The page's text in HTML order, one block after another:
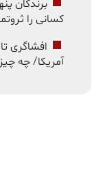
کسانی را
افشاگری
آمریکا/ چه